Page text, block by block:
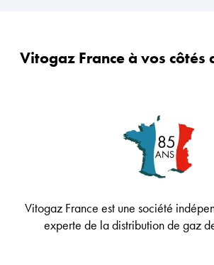
Vitogaz France à vos
Vitogaz France est une société
experte de la distribution de gaz